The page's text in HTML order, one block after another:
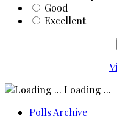
Good
Excellent
Loading ...
Polls Archive